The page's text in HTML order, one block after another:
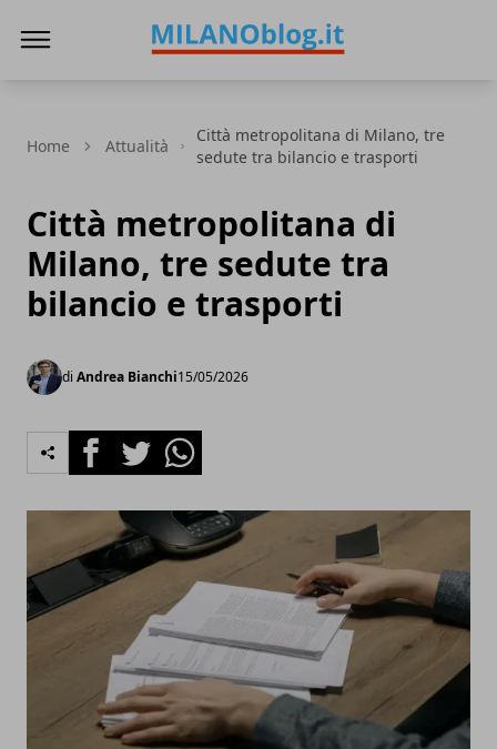
Home Attualità
Città metropolitana di Milano, tre
sedute tra bilancio e trasporti
Città metropolitana di
Milano, tre sedute tra
bilancio e trasporti
di Andrea Bianchi15/05/2026
FacebookTwitterWhatsapp